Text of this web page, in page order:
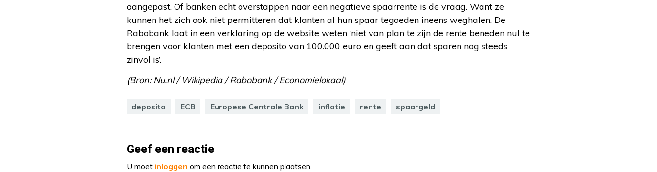
aangepast. Of banken echt overstappen naar een negatieve spaarrente is de vraag. Want ze
kunnen het zich ook niet permitteren dat klanten al hun spaar tegoeden ineens weghalen. De
Rabobank laat in een verklaring op de website weten ‘niet van plan te zijn de rente beneden nul te
brengen voor klanten met een deposito van 100.000 euro en geeft aan dat sparen nog steeds
zinvol is’.
(Bron: Nu.nl / Wikipedia / Rabobank / Economielokaal)
deposito ECB Europese Centrale Bank inflatie rente spaargeld
Geef een reactie
U moet inloggen om een reactie te kunnen plaatsen.